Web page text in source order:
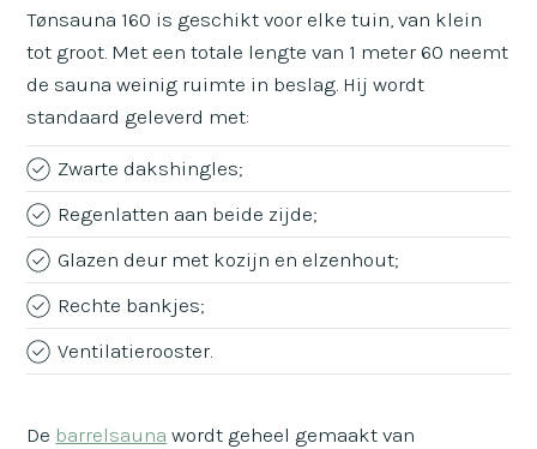
Tønsauna 160 is geschikt voor elke tuin, van klein
tot groot. Met een totale lengte van 1 meter 60 neemt
de sauna weinig ruimte in beslag. Hij wordt
standaard geleverd met:
Zwarte dakshingles;
Regenlatten aan beide zijde;
Glazen deur met kozijn en elzenhout;
Rechte bankjes;
Ventilatierooster.
De barrelsauna wordt geheel gemaakt van